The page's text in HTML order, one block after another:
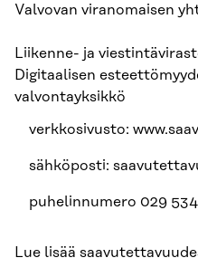
Valvovan viranomaisen
Liikenne- ja
Digitaalisen
valvontayksikkö
verkkosivusto:
sähköposti:
puhelinnumero 029
Lue lisää